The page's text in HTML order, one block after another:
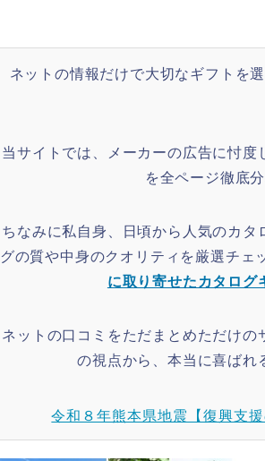
ネットの情報だけで大切なギフトを
当サイトでは、メーカーの広告に忖
を全ページ徹底
ちなみに私自身、日頃から人気のカ
グの質や中身のクオリティを厳選チェ
に取り寄せたカタログ
ネットの口コミをただまとめただけ
の視点から、本当に喜ばれ
令和８年熊本県地震【復興支